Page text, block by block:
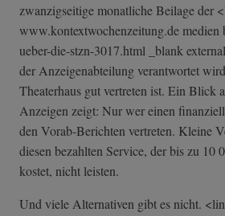
zwanzigseitige monatliche Beilage der
www.kontextwochenzeitung.de medien
ueber-di­e-stzn-3017.htm­l _blank
der Anzeigenabteilung verantwortet
Theaterhaus gut vertreten ist. Ein Blick
Anzeigen zeigt: Nur wer einen
den Vorab-Berichten vertreten. Kleine
diesen bezahlten Service, der bis zu 10
kostet, nicht leisten.
Und viele Alternativen gibt es nicht.